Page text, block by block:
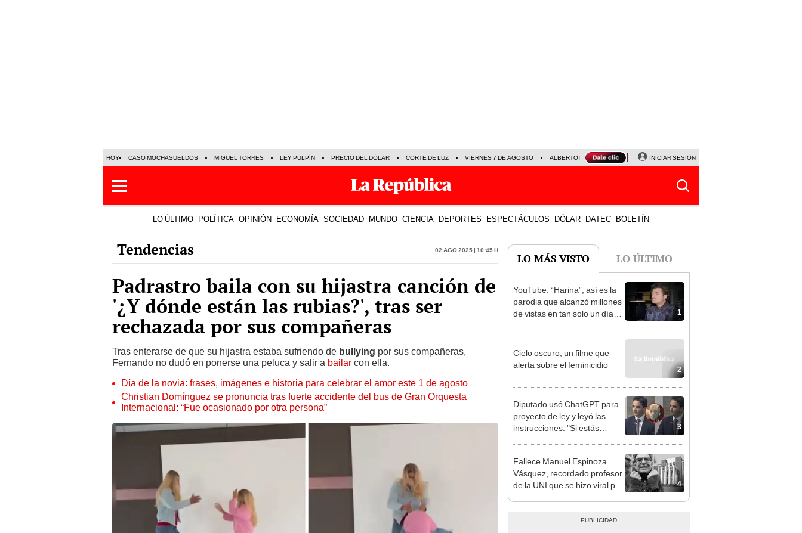
HOY CASO MOCHASUELDOS MIGUEL TORRES LEY PULPÍN PRECIO DEL DÓLAR CORTE DE LUZ VIERNES 7 DE AGOSTO ALBERTO BENAVIDES NALDY SALDAÑA
INICIAR SESIÓN
LO ÚLTIMO POLÍTICA OPINIÓN ECONOMÍA SOCIEDAD MUNDO CIENCIA DEPORTES ESPECTÁCULOS DÓLAR DATEC BOLETÍN
Tendencias 02 Ago 2025 | 10:45 h
Padrastro baila con su hijastra canción de
'¿Y dónde están las rubias?', tras ser
rechazada por sus compañeras
Tras enterarse de que su hijastra estaba sufriendo de bullying por sus compañeras,
Fernando no dudó en ponerse una peluca y salir a bailar con ella.
Día de la novia: frases, imágenes e historia para celebrar el amor este 1 de agosto
Christian Domínguez se pronuncia tras fuerte accidente del bus de Gran Orquesta
Internacional: “Fue ocasionado por otra persona”
LO MÁS VISTO LO ÚLTIMO
1
YouTube: “Harina”, así es la
parodia que alcanzó millones
de vistas en tan solo un día
2
Cielo oscuro, un filme que
alerta sobre el feminicidio
3
Diputado usó ChatGPT para
proyecto de ley y leyó las
instrucciones: "Si estás
4
Fallece Manuel Espinoza
Vásquez, recordado profesor
de la UNI que se hizo viral por